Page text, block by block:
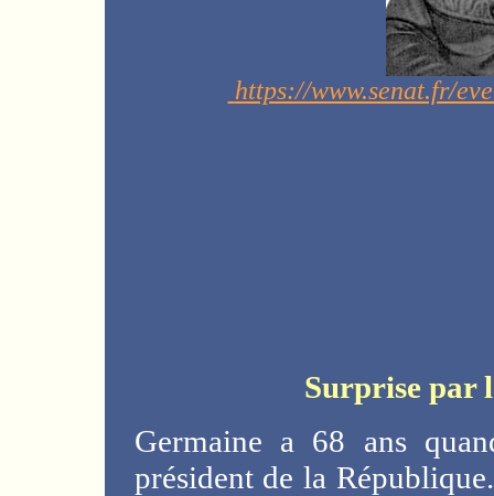
https://www.senat.fr/
Surprise par
Germaine a 68 ans
président de la